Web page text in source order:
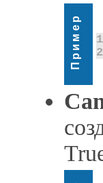
Пример 1
2